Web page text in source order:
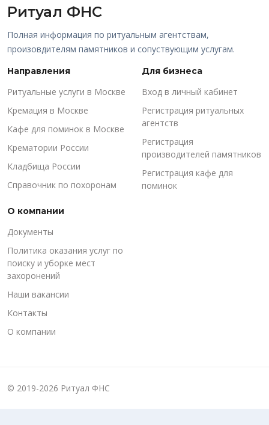
Ритуал ФНС
Полная информация по ритуальным агентствам,
произовдителям памятников и сопуствующим услугам.
Направления
Ритуальные услуги в Москве
Кремация в Москве
Кафе для поминок в Москве
Крематории России
Кладбища России
Справочник по похоронам
Для бизнеса
Вход в личный кабинет
Регистрация ритуальных
агентств
Регистрация
производителей памятников
Регистрация кафе для
поминок
О компании
Документы
Политика оказания услуг по
поиску и уборке мест
захоронений
Наши вакансии
Контакты
О компании
© 2019-2026 Ритуал ФНС